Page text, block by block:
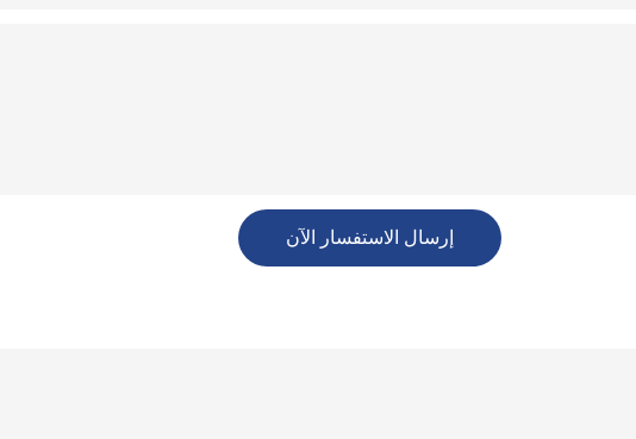
إرسال الاستفسار الآن